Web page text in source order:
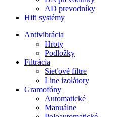
AD prevodníky
Hifi systémy
Antivibrácia
Hroty
Podložky
Filtrácia
Sieťové filtre
Line izolátory
Gramofóny
Automatické
Manuálne